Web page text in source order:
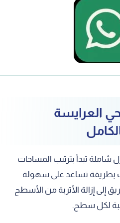
العرايسة
تبدأ بترتيب المساحات
بطريقة تساعد على سهولة
إلى إزالة الأتربة من الأسطح
لكل سطح.